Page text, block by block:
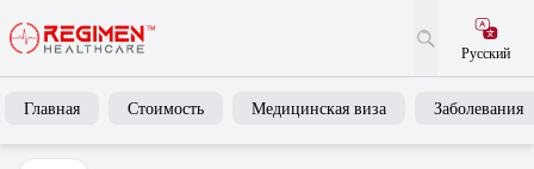
Русский
Главная Стоимость Медицинская виза Заболевания